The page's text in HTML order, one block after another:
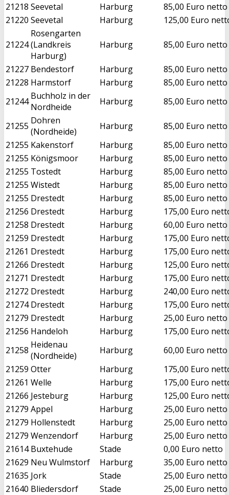
21218 Seevetal Harburg
85,00 Euro netto
21220 Seevetal Harburg 125,00 Euro
21224
Rosengarten
(Landkreis
Harburg)
Harburg 85,00 Euro netto
21227 Bendestorf Harburg
85,00 Euro netto
21228 Harmstorf Harburg
85,00 Euro netto
21244 Buchholz in der
Nordheide
Harburg 85,00 Euro netto
21255 Dohren
(Nordheide)
Harburg
85,00 Euro netto
21255 Kakenstorf Harburg
85,00 Euro netto
21255 Königsmoor Harburg
85,00 Euro netto
21255 Tostedt Harburg
85,00 Euro netto
21255 Wistedt Harburg
85,00 Euro netto
21255 Drestedt Harburg
85,00 Euro netto
21256 Drestedt Harburg
175,00 Euro
21258 Drestedt Harburg
60,00 Euro netto
21259 Drestedt Harburg
175,00 Euro
21261 Drestedt Harburg
175,00 Euro
21266 Drestedt Harburg
125,00 Euro
21271 Drestedt Harburg
175,00 Euro
21272 Drestedt Harburg
240,00 Euro
21274 Drestedt Harburg
175,00 Euro
21279 Drestedt Harburg
25,00 Euro netto
21256 Handeloh Harburg
175,00 Euro
21258 Heidenau
(Nordheide)
Harburg
60,00 Euro netto
21259 Otter Harburg
175,00 Euro
21261 Welle Harburg
175,00 Euro
21266 Jesteburg Harburg
125,00 Euro
21279 Appel Harburg
25,00 Euro netto
21279 Hollenstedt Harburg
25,00 Euro netto
21279 Wenzendorf Harburg
25,00 Euro netto
21614 Buxtehude Stade
0,00 Euro netto
21629 Neu Wulmstorf Harburg
35,00 Euro netto
21635 Jork Stade
25,00 Euro netto
21640 Bliedersdorf Stade
25,00 Euro netto